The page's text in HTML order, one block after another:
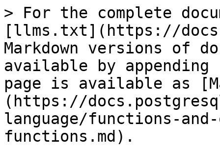
> For the complete
[llms.txt](https://
Markdown versions of
available by
page is available as
(https://
language/functions-
functions.md).